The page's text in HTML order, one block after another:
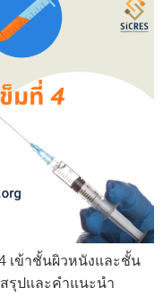
เข้าชั้นผิวหนังและชั้น
รุปและคำแนะนำ